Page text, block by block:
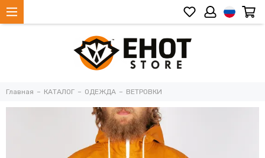
Главная КАТАЛОГ ОДЕЖДА ВЕТРОВКИ